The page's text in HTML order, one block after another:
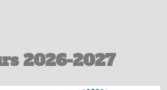
2026-2027